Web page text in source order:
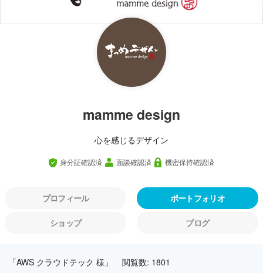
mamme design
心を感じるデザイン
身分証確認済 面談確認済 機密保持確認済
プロフィール ポートフォリオ
ショップ ブログ
「AWS クラウドテック 様」 閲覧数: 1801